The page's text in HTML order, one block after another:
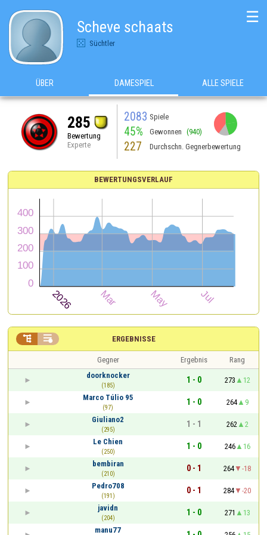
Scheve schaats
Süchtler
☰
ÜBER DAMESPIEL ALLE SPIELE
285
Bewertung
Experte
2083 Spiele
45% Gewonnen (940)
227 Durchschn. Gegnerbewertung
BEWERTUNGSVERLAUF
ERGEBNISSE
 
Gegner Ergebnis
Rang
doorknocker
(185)
1 - 0 273
12
Marco Túlio 95
(97)
1 - 0 264
9
Giuliano2
(295)
1 - 1 262
2
Le Chien
(250)
1 - 0 246
16
bembiran
(210)
0 - 1 264
-18
Pedro708
(191)
0 - 1 284
-20
javidn
(204)
1 - 0 271
13
manu77